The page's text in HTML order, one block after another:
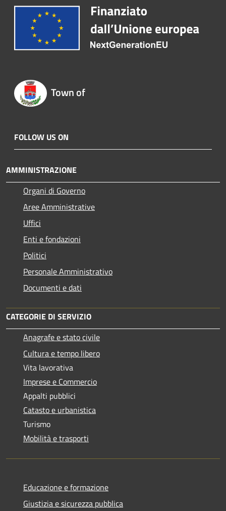
Town of
FOLLOW US ON
AMMINISTRAZIONE
Organi di Governo
Aree Amministrative
Uffici
Enti e fondazioni
Politici
Personale Amministrativo
Documenti e dati
CATEGORIE DI SERVIZIO
Anagrafe e stato civile
Cultura e tempo libero
Vita lavorativa
Imprese e Commercio
Appalti pubblici
Catasto e urbanistica
Turismo
Mobilità e trasporti
Educazione e formazione
Giustizia e sicurezza pubblica